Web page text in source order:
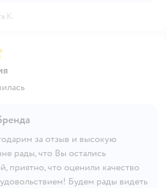
К.
за отзыв и высокую
рады, что Вы остались
приятно, что оценили качество
Будем рады видеть